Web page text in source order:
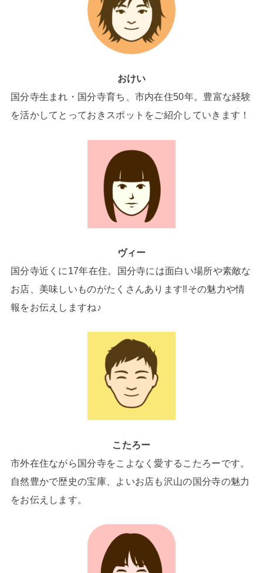
おけい
国分寺生まれ・国分寺育ち、市内在住50年。豊富な経験
を活かしてとっておきスポットをご紹介していきます！
ヴィー
国分寺近くに17年在住。国分寺には面白い場所や素敵な
お店、美味しいものがたくさんあります‼その魅力や情
報をお伝えしますね♪
こたろー
市外在住ながら国分寺をこよなく愛するこたろーです。
自然豊かで歴史の宝庫、よいお店も沢山の国分寺の魅力
をお伝えします。